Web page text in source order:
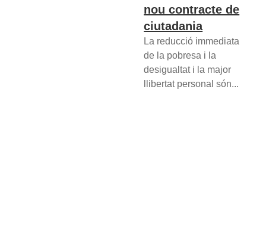
nou contracte de
ciutadania
La reducció immediata
de la pobresa i la
desigualtat i la major
llibertat personal són...